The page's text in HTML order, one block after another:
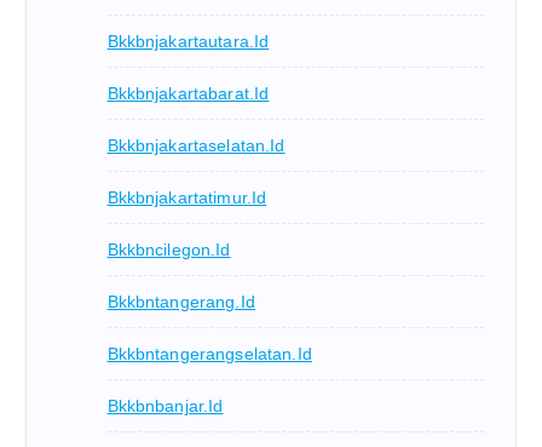
Bkkbnjakartautara.id
Bkkbnjakartabarat.id
Bkkbnjakartaselatan.id
Bkkbnjakartatimur.id
Bkkbncilegon.id
Bkkbntangerang.id
Bkkbntangerangselatan.id
Bkkbnbanjar.id